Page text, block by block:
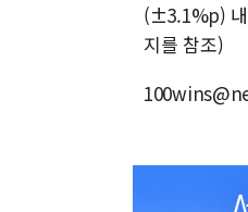
(±3.1%p) 내
지를 참조)